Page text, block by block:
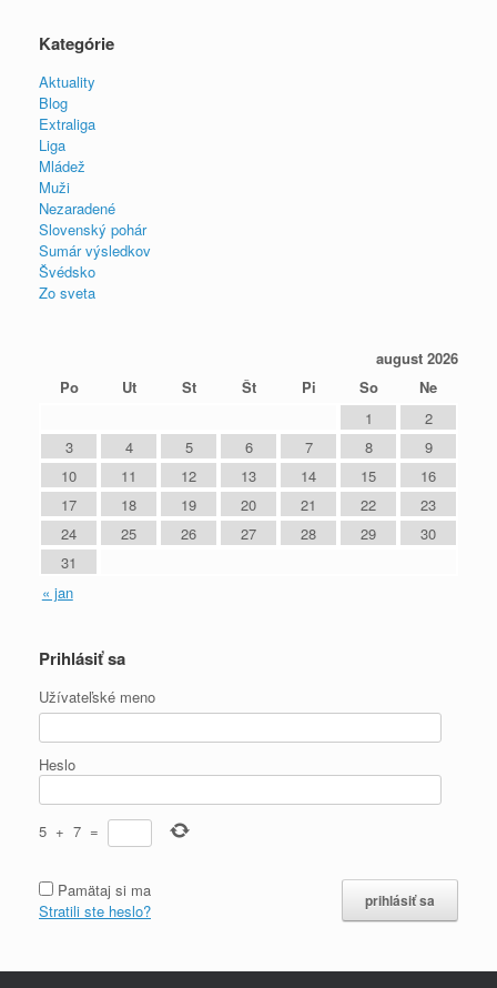
Kategórie
Aktuality
Blog
Extraliga
Liga
Mládež
Muži
Nezaradené
Slovenský pohár
Sumár výsledkov
Švédsko
Zo sveta
august 2026
Po
Ut St Št Pi So Ne
« jan
1
2
3
4 5 6 7 8
9
10
11 12 13 14 15
16
17
18 19 20 21 22
23
24
25 26 27 28 29
30
31
Prihlásiť sa
Užívateľské meno
Heslo
5 + 7 =
Pamätaj si ma
Stratili ste heslo?